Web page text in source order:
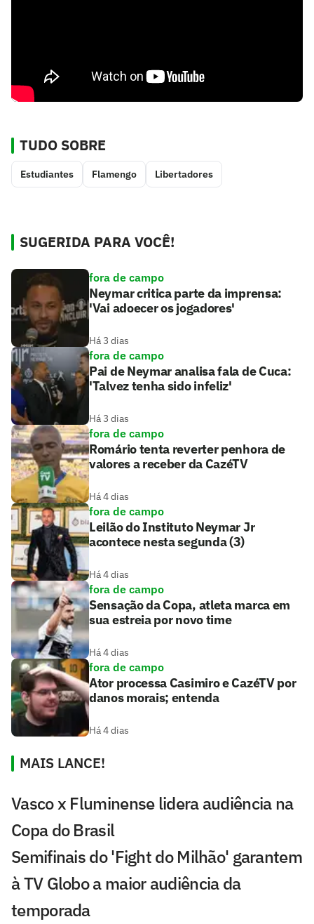
TUDO SOBRE
Estudiantes Flamengo Libertadores
SUGERIDA PARA VOCÊ!
fora de campo
Neymar critica parte da imprensa:
'Vai adoecer os jogadores'
Há 3 dias
fora de campo
Pai de Neymar analisa fala de Cuca:
'Talvez tenha sido infeliz'
Há 3 dias
fora de campo
Romário tenta reverter penhora de
valores a receber da CazéTV
Há 4 dias
fora de campo
Leilão do Instituto Neymar Jr
acontece nesta segunda (3)
Há 4 dias
fora de campo
Sensação da Copa, atleta marca em
sua estreia por novo time
Há 4 dias
fora de campo
Ator processa Casimiro e CazéTV por
danos morais; entenda
Há 4 dias
MAIS LANCE!
Vasco x Fluminense lidera audiência na
Copa do Brasil
Semifinais do 'Fight do Milhão' garantem
à TV Globo a maior audiência da
temporada